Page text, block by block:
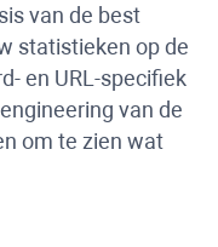
van de best
statistieken op de
en URL-specifiek
van de
om te zien wat